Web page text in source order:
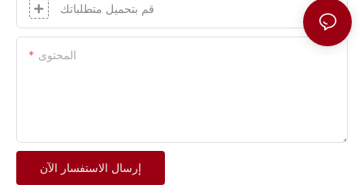
قم بتحميل متطلباتك
المحتوى
إرسال الاستفسار الآن